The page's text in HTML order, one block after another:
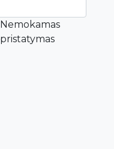
Nemokamas
pristatymas